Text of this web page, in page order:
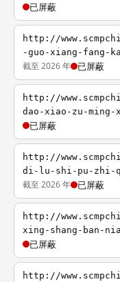
已屏蔽
http://
-guo-xiang-fang-
截至 2026 年 已屏蔽
http://
dao-xiao-zu-ming-
已屏蔽
http://
di-lu-shi-pu-zhi-
截至 2026 年 已屏蔽
http://
xing-shang-ban-
已屏蔽
http://